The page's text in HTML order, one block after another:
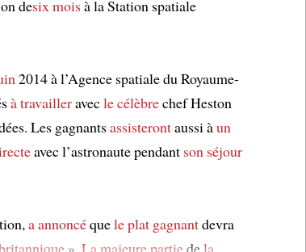
desix moisà la Station spatiale
2014 à l’Agence spatiale du Royaume-
à travailleravecle célèbrechef Heston
Les gagnantsassisterontaussi àun
avec l’astronaute pendant son séjour
a annoncéquele plat gagnantdevra